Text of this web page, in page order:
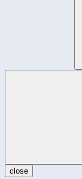
close